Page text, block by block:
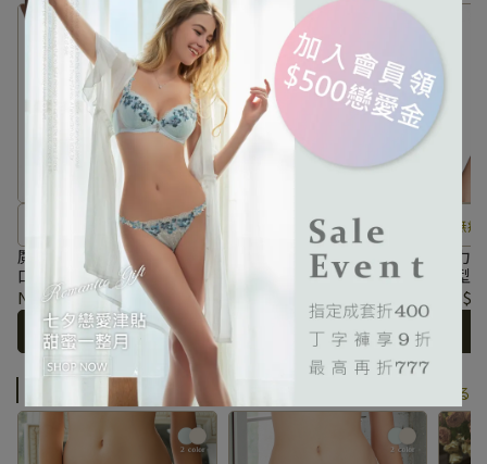
素面簡約百搭，透氣更舒適
魔力V系列 素面無痕中腰平
口褲 M-XL(輕巧膚)
NT$690
カートに入れる
網狀布料透氣，親柔舒適服
貼
魔力V系列 素面無痕中腰三
角褲 M-XL(輕巧膚)
カートに入れる
無
魔力
整型
亮眼⭐金 もっと見る